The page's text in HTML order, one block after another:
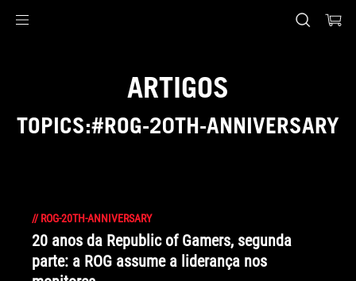
ARTIGOS
TOPICS:#ROG-20TH-ANNIVERSARY
// ROG-20TH-ANNIVERSARY
20 anos da Republic of Gamers, segunda
parte: a ROG assume a liderança nos